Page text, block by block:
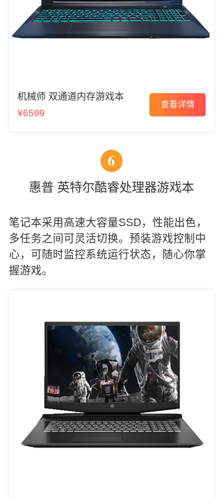
机械师 双通道内存游戏本
¥6599
查看详情
6
惠普 英特尔酷睿处理器游戏本
笔记本采用高速大容量SSD，性能出色，
多任务之间可灵活切换。预装游戏控制中
心，可随时监控系统运行状态，随心你掌
握游戏。